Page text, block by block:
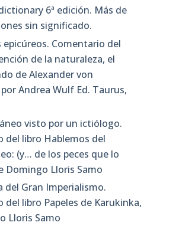
6ª edición. Más de
sin significado.
epicúreos. Comentario del
de la naturaleza, el
de Alexander von
Andrea Wulf Ed. Taurus,
visto por un ictiólogo.
del libro Hablemos del
(y… de los peces que lo
Domingo Lloris Samo
del Gran Imperialismo.
del libro Papeles de Karukinka,
Lloris Samo